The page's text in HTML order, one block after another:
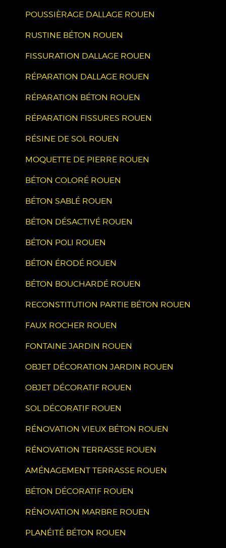
POUSSIÈRAGE DALLAGE ROUEN
RUSTINE BÉTON ROUEN
FISSURATION DALLAGE ROUEN
RÉPARATION DALLAGE ROUEN
RÉPARATION BÉTON ROUEN
RÉPARATION FISSURES ROUEN
RÉSINE DE SOL ROUEN
MOQUETTE DE PIERRE ROUEN
BÉTON COLORÉ ROUEN
BÉTON SABLÉ ROUEN
BÉTON DÉSACTIVÉ ROUEN
BÉTON POLI ROUEN
BÉTON ÉRODÉ ROUEN
BÉTON BOUCHARDÉ ROUEN
RECONSTITUTION PARTIE BÉTON ROUEN
FAUX ROCHER ROUEN
FONTAINE JARDIN ROUEN
OBJET DÉCORATION JARDIN ROUEN
OBJET DÉCORATIF ROUEN
SOL DÉCORATIF ROUEN
RÉNOVATION VIEUX BÉTON ROUEN
RÉNOVATION TERRASSE ROUEN
AMÉNAGEMENT TERRASSE ROUEN
BÉTON DÉCORATIF ROUEN
RÉNOVATION MARBRE ROUEN
PLANÉITÉ BÉTON ROUEN